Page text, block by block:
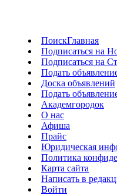
ПоискГлавная
Подписаться на
Подписаться на
Подать
Доска объявлений
Подать
Академгородок
О нас
Афиша
Прайс
Юридическая
Политика
Карта сайта
Написать в
Войти